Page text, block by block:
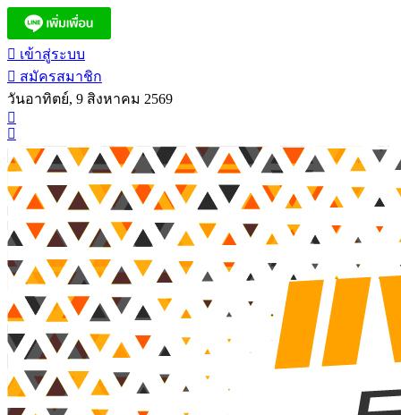
เข้าสู่ระบบ
สมัครสมาชิก
วันอาทิตย์, 9 สิงหาคม 2569